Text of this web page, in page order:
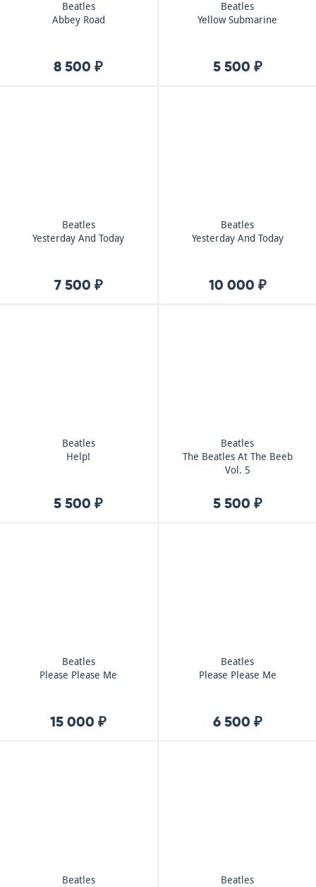
Beatles
Abbey Road
8 500 ₽
Beatles
Yellow Submarine
5 500 ₽
Beatles
Yesterday And Today
7 500 ₽
Beatles
Yesterday And Today
10 000 ₽
Beatles
Help!
5 500 ₽
Beatles
The Beatles At The Beeb
Vol. 5
5 500 ₽
Beatles
Please Please Me
15 000 ₽
Beatles
Please Please Me
6 500 ₽
Beatles
Beatles